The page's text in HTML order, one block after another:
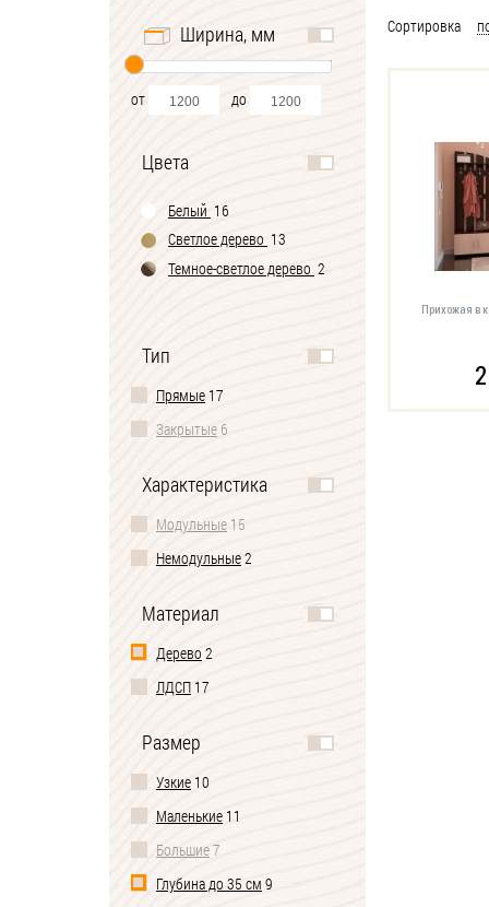
Ширина, мм
от до
Цвета
Белый 16
Светлое дерево 13
Темное-cветлое дерево 2
Тип
Прямые 17
Закрытые 6
Характеристика
Модульные 15
Немодульные2
Материал
Дерево 2
ЛДСП 17
Размер
Узкие 10
Маленькие 11
Большие7
Глубина до 35 см 9
Сортировка
Прихожая в